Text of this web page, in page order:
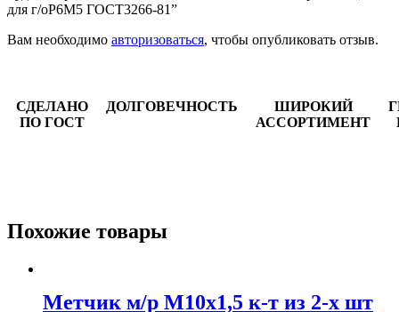
для г/оР6М5 ГОСТ3266-81”
Вам необходимо авторизоваться, чтобы опубликовать отзыв.
СДЕЛАНО
ПО ГОСТ
ДОЛГОВЕЧНОСТЬ
ШИРОКИЙ
АССОРТИМЕНТ
Похожие товары
Метчик м/р М10х1,5 к-т из 2-х шт